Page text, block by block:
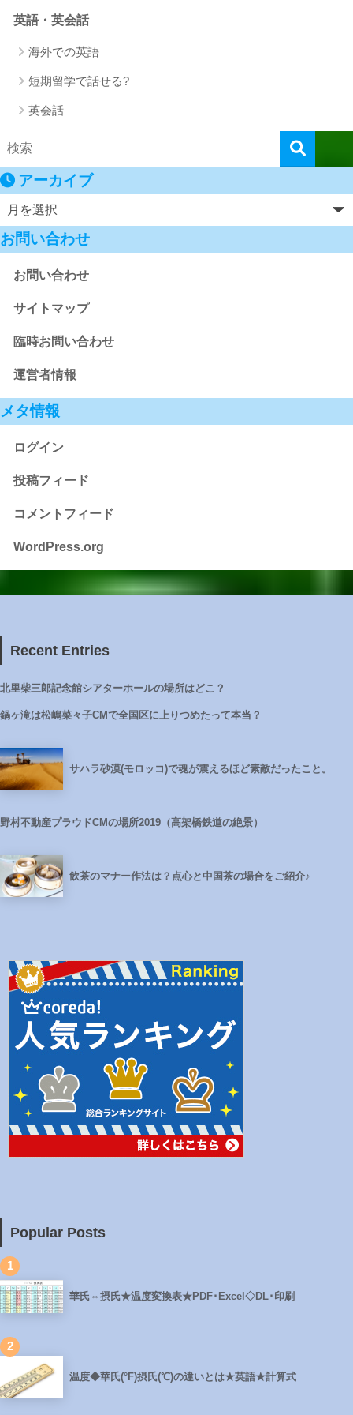
英語・英会話
海外での英語
短期留学で話せる?
英会話
アーカイブ
お問い合わせ
お問い合わせ
サイトマップ
臨時お問い合わせ
運営者情報
メタ情報
ログイン
投稿フィード
コメントフィード
WordPress.org
Recent Entries
北里柴三郎記念館シアターホールの場所はどこ？
鍋ヶ滝は松嶋菜々子CMで全国区に上りつめたって本当？
サハラ砂漠(モロッコ)で魂が震えるほど素敵だったこと。
野村不動産プラウドCMの場所2019（高架橋鉄道の絶景）
飲茶のマナー作法は？点心と中国茶の場合をご紹介♪
Popular Posts
1
華氏⇔摂氏★温度変換表★PDF･Excel◇DL･印刷
2
温度◆華氏(°F)摂氏(℃)の違いとは★英語★計算式